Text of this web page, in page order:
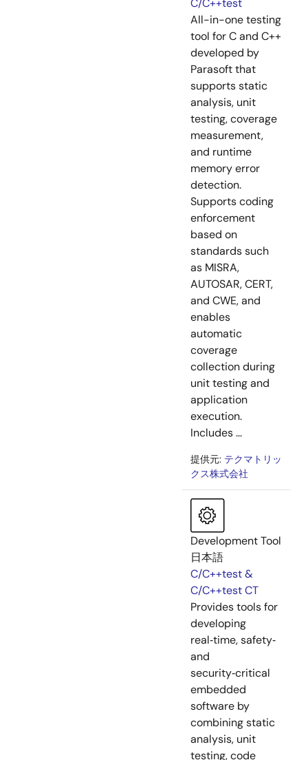
C/C++test
All-in-one testing
tool for C and C++
developed by
Parasoft that
supports static
analysis, unit
testing, coverage
measurement,
and runtime
memory error
detection.
Supports coding
enforcement
based on
standards such
as MISRA,
AUTOSAR, CERT,
and CWE, and
enables
automatic
coverage
collection during
unit testing and
application
execution.
Includes ...
提供元: テクマトリッ
クス株式会社
Development Tool
日本語
C/C++test &
C/C++test CT
Provides tools for
developing
real‑time, safety‑
and
security‑critical
embedded
software by
combining static
analysis, unit
testing, code